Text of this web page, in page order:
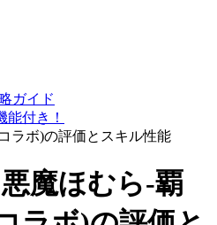
ガイド
能付き！
ラボ)の評価とスキル性能
魔ほむら-覇